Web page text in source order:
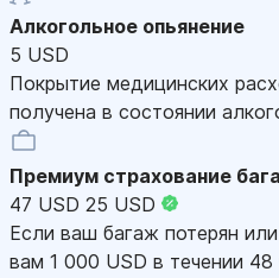
Алкогольное опьянение
5 USD
Покрытие медицинских
получена в состоянии
Премиум страхование
47 USD 25 USD
Если ваш багаж потерян
вам 1 000 USD в течении 48